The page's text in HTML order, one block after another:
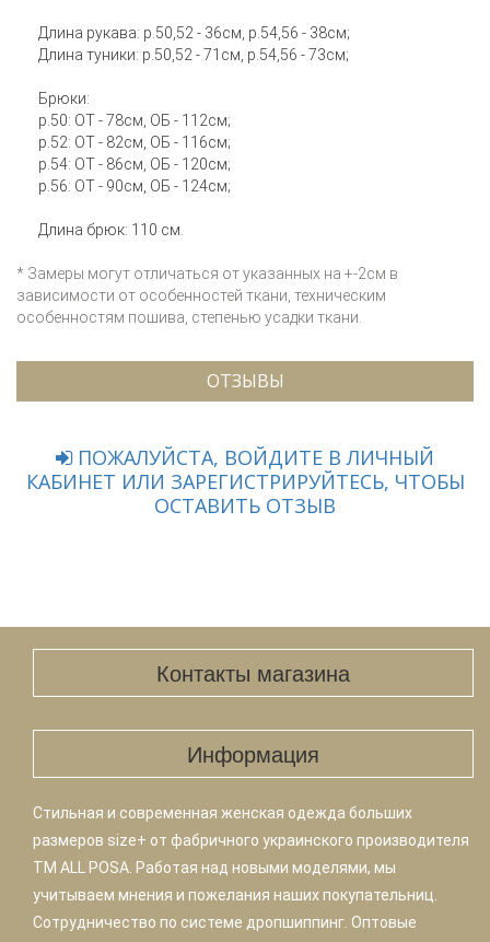
Длина рукава: р.50,52 - 36см, р.54,56 - 38см;
Длина туники: р.50,52 - 71см, р.54,56 - 73см;
Брюки:
р.50: ОТ - 78см, ОБ - 112см;
р.52: ОТ - 82см, ОБ - 116см;
р.54: ОТ - 86см, ОБ - 120см;
р.56: ОТ - 90см, ОБ - 124см;
Длина брюк: 110 см.
* Замеры могут отличаться от указанных на +-2см в
зависимости от особенностей ткани, техническим
особенностям пошива, степенью усадки ткани.
ОТЗЫВЫ
ПОЖАЛУЙСТА, ВОЙДИТЕ В ЛИЧНЫЙ
КАБИНЕТ ИЛИ ЗАРЕГИСТРИРУЙТЕСЬ, ЧТОБЫ
ОСТАВИТЬ ОТЗЫВ
Контакты магазина
Информация
Стильная и современная женская одежда больших
размеров size+ от фабричного украинского производителя
TM ALL POSA. Работая над новыми моделями, мы
учитываем мнения и пожелания наших покупательниц.
Сотрудничество по системе дропшиппинг. Оптовые